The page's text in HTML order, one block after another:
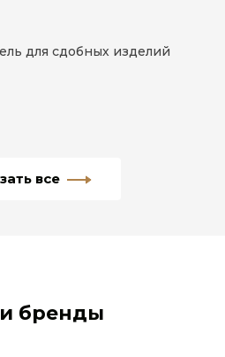
для сдобных изделий
все
бренды